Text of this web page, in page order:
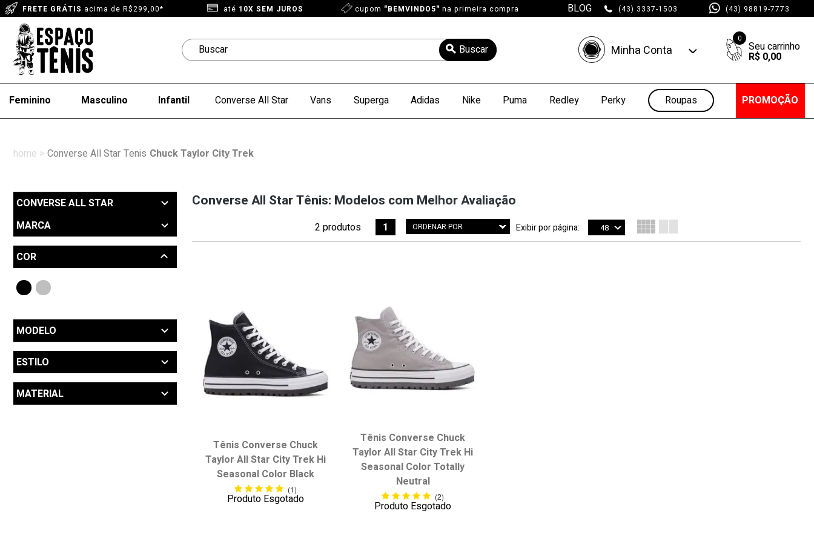
FRETE GRÁTIS acima de R$299,00* até 10X SEM JUROS cupom "BEMVINDO5" na primeira compra BLOG (43) 3337-1503 (43) 98819-7773
Minha Conta
Minhas Compras
0
R$ 0,00
Feminino Masculino Infantil Converse All Star Vans Superga Adidas Nike Puma Redley Perky Roupas PROMOÇÃO
Converse All Star Tenis Chuck Taylor City Trek
CONVERSE ALL STAR
MARCA
Converse (2)
COR
MODELO
Chuck Taylor City Trek (2)
ESTILO
Cano Alto Hi (2)
MATERIAL
Converse All Star Tênis: Modelos com Melhor Avaliação
2 produtos 1 ORDENAR POR
Z - A
Data de lançamento
Melhor Desconto
Exibir por página: 48
Tênis Converse Chuck
Taylor All Star City Trek Hi
Seasonal Color Black
(1)
Produto Esgotado
Tênis Converse Chuck
Taylor All Star City Trek Hi
Seasonal Color Totally
Neutral
(2)
Produto Esgotado